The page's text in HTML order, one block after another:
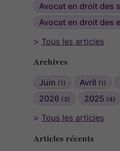
Avocat en droit des
Avocat en droit des
Tous les articles
Archives
Juin (1) Avril (1)
2026 (3) 2025 (4)
Tous les articles
Articles récents